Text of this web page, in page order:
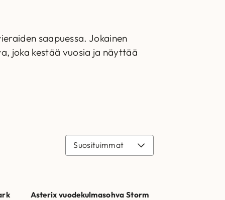
saapuessa. Jokainen
joka kestää vuosia ja näyttää
Asterix vuodekulmasohva Storm